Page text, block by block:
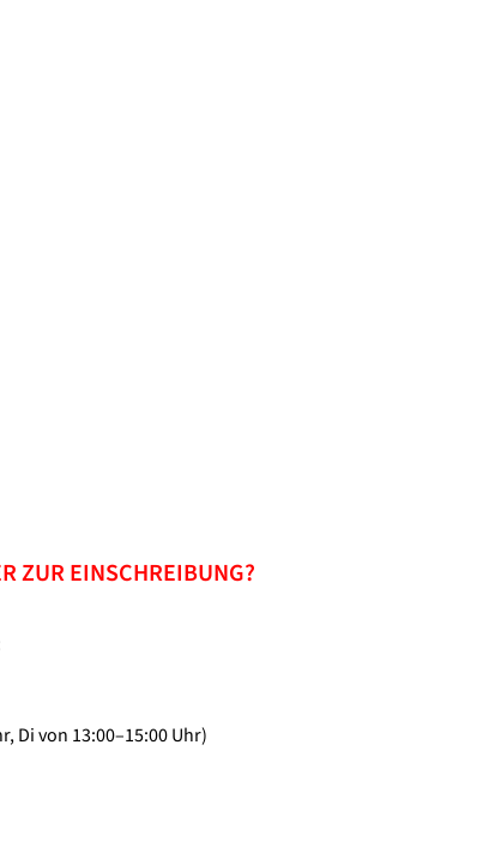
ZUR EINSCHREIBUNG?
Di von 13:00–15:00 Uhr)